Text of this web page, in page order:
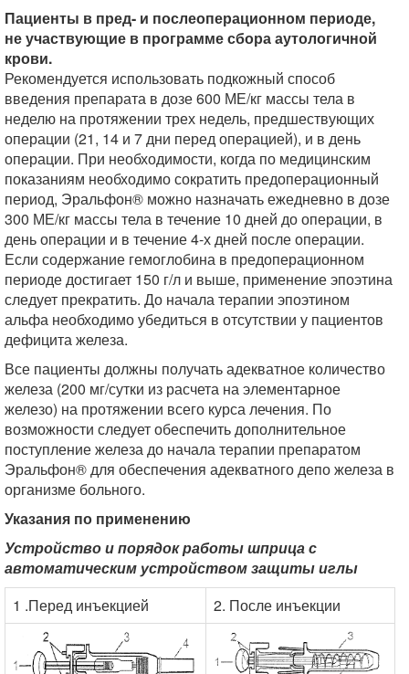
Пациенты в пред- и послеоперационном периоде,
не участвующие в программе сбора аутологичной
крови.
Рекомендуется использовать подкожный способ
введения препарата в дозе 600 МЕ/кг массы тела в
неделю на протяжении трех недель, предшествующих
операции (21, 14 и 7 дни перед операцией), и в день
операции. При необходимости, когда по медицинским
показаниям необходимо сократить предоперационный
период, Эральфон® можно назначать ежедневно в дозе
300 МЕ/кг массы тела в течение 10 дней до операции, в
день операции и в течение 4-х дней после операции.
Если содержание гемоглобина в предоперационном
периоде достигает 150 г/л и выше, применение эпоэтина
следует прекратить. До начала терапии эпоэтином
альфа необходимо убедиться в отсутствии у пациентов
дефицита железа.
Все пациенты должны получать адекватное количество
железа (200 мг/сутки из расчета на элементарное
железо) на протяжении всего курса лечения. По
возможности следует обеспечить дополнительное
поступление железа до начала терапии препаратом
Эральфон® для обеспечения адекватного депо железа в
организме больного.
Указания по применению
Устройство и порядок работы шприца с
автоматическим устройством защиты иглы
1 .Перед инъекцией
2. После инъекции